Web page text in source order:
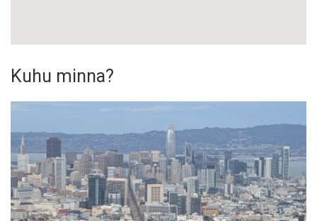
Kuhu minna?